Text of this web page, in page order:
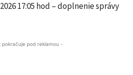
17:05 hod – doplnenie správy
pokračuje pod reklamou -